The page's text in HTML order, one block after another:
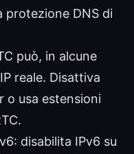
protezione DNS di
può, in alcune
reale. Disattiva
o usa estensioni
disabilita IPv6 su